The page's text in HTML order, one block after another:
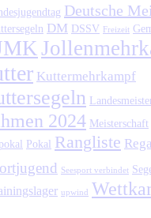
Deutsche
DM DSSV Freizeit
Kuttermehrkampf
2024 Meisterschaft
Pokal Rangliste
Seesport verbindet
upwind